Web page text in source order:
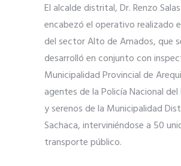
El alcalde distrital, Dr. Renzo
encabezó el operativo realizado
del sector Alto de Amados, que
desarrolló en conjunto con
Municipalidad Provincial de
agentes de la Policía Nacional del
y serenos de la Municipalidad
Sachaca, interviniéndose a 50
transporte público.